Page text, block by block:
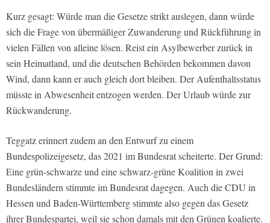
Kurz gesagt: Würde man die Gesetze strikt auslegen, dann würde
sich die Frage von übermäßiger Zuwanderung und Rückführung in
vielen Fällen von alleine lösen. Reist ein Asylbewerber zurück in
sein Heimatland, und die deutschen Behörden bekommen davon
Wind, dann kann er auch gleich dort bleiben. Der Aufenthaltsstatus
müsste in Abwesenheit entzogen werden. Der Urlaub würde zur
Rückwanderung.
Teggatz erinnert zudem an den Entwurf zu einem
Bundespolizeigesetz, das 2021 im Bundesrat scheiterte. Der Grund:
Eine grün-schwarze und eine schwarz-grüne Koalition in zwei
Bundesländern stimmte im Bundesrat dagegen. Auch die CDU in
Hessen und Baden-Württemberg stimmte also gegen das Gesetz
ihrer Bundespartei, weil sie schon damals mit den Grünen koalierte.